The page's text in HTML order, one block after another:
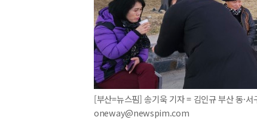
[부산=뉴스핌] 송기욱 기자 = 김인규 부산 동·
oneway@newspim.com